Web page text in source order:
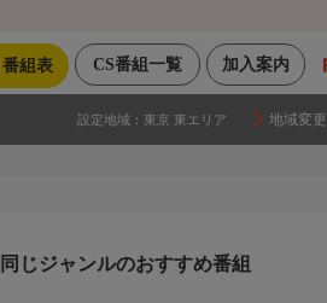
加入案内
CS番組一覧
番組表
設定地域： 東京 東エリア 地域変更
同じジャンルのおすすめ番組